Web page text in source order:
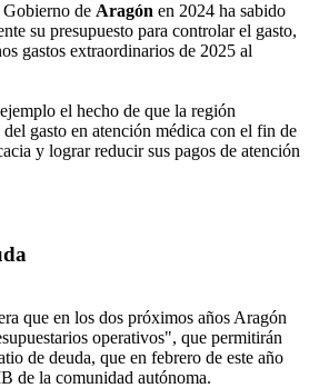
Gobierno de Aragón en 2024 ha sabido
su presupuesto para controlar el gasto,
gastos extraordinarios de 2025 al
el hecho de que la región
gasto en atención médica con el fin de
y lograr reducir sus pagos de atención
que en los dos próximos años Aragón
operativos", que permitirán
de deuda, que en febrero de este año
de la comunidad autónoma.